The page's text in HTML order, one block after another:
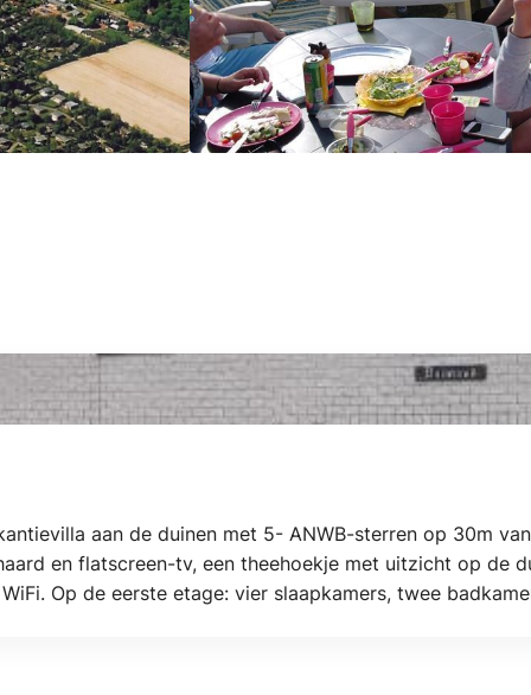
aan de duinen met 5- ANWB-sterren op 30m
en flatscreen-tv, een theehoekje met uitzicht op de
Op de eerste etage: vier slaapkamers, twee